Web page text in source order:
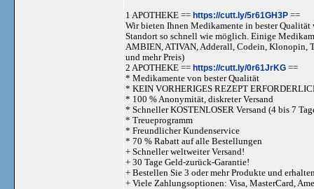
1 APOTHEKE == https://cutt.ly/5r61GH3P ==
Wir bieten Ihnen Medikamente in bester
Standort so schnell wie möglich. Einige
AMBIEN, ATIVAN, Adderall, Codein, Klonopin,
und mehr Preis)
2 APOTHEKE == https://cutt.ly/0r61JrKG ==
* Medikamente von bester Qualität
* KEIN VORHERIGES REZEPT
* 100 % Anonymität, diskreter Versand
* Schneller KOSTENLOSER Versand (4 bis 7
* Treueprogramm
* Freundlicher Kundenservice
* 70 % Rabatt auf alle Bestellungen
+ Schneller weltweiter Versand!
+ 30 Tage Geld-zurück-Garantie!
+ Bestellen Sie 3 oder mehr Produkte und
+ Viele Zahlungsoptionen: Visa, MasterCard,